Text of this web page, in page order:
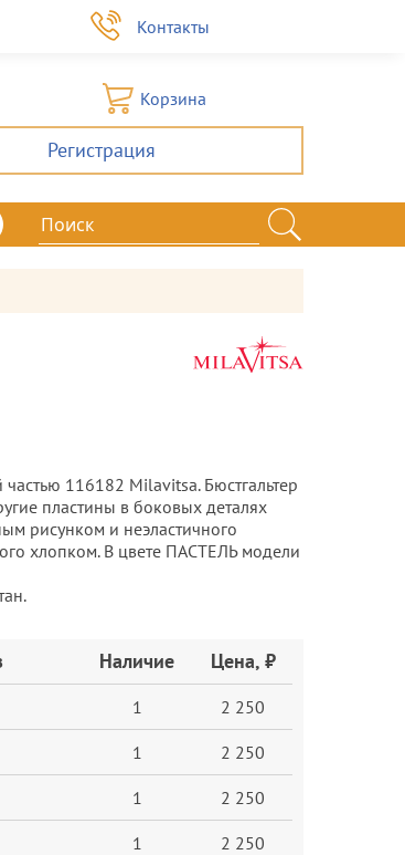
Контакты
Корзина
Регистрация
116182 Milavitsa. Бюстгальтер
пластины в боковых деталях
рисунком и неэластичного
хлопком. В цвете ПАСТЕЛЬ модели
Наличие Цена, ₽
1 2 250
1 2 250
1 2 250
1 2 250